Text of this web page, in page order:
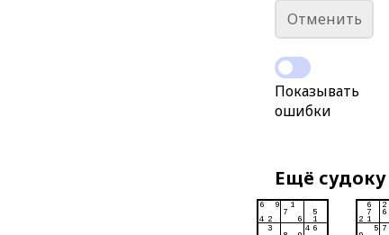
Отменить
Показывать
ошибки
Ещё судоку